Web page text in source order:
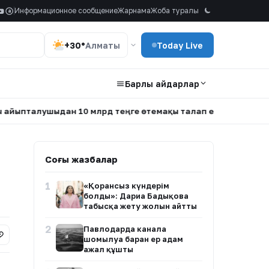
a Информационное сообщениеЖарнамаЖоба туралы
+30°Алматы Today Live
Барлық айдарлар
10 млрд теңге өтемақы талап етті •
Соңғы жазбалар
1
«Қорғансыз күндерім
болды»: Дариға Бадықова
табысқа жету жолын айтты
2
Павлодарда каналға
шомылуға барған ер адам
ажал құшты